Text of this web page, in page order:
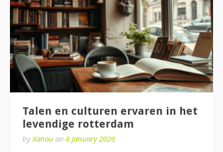
Talen en culturen ervaren in het
levendige rotterdam
byXanou on 6 January 2026